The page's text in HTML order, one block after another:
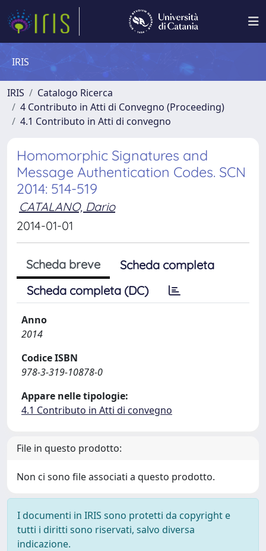
IRIS
IRIS
Catalogo Ricerca
4 Contributo in Atti di Convegno (Proceeding)
4.1 Contributo in Atti di convegno
Homomorphic Signatures and
Message Authentication Codes. SCN
2014: 514-519
CATALANO, Dario
2014-01-01
Scheda breve
Scheda completa
Scheda completa (DC)
Anno
2014
Codice ISBN
978-3-319-10878-0
Appare nelle tipologie:
4.1 Contributo in Atti di convegno
File in questo prodotto:
Non ci sono file associati a questo prodotto.
I documenti in IRIS sono protetti da copyright e
tutti i diritti sono riservati, salvo diversa
indicazione.